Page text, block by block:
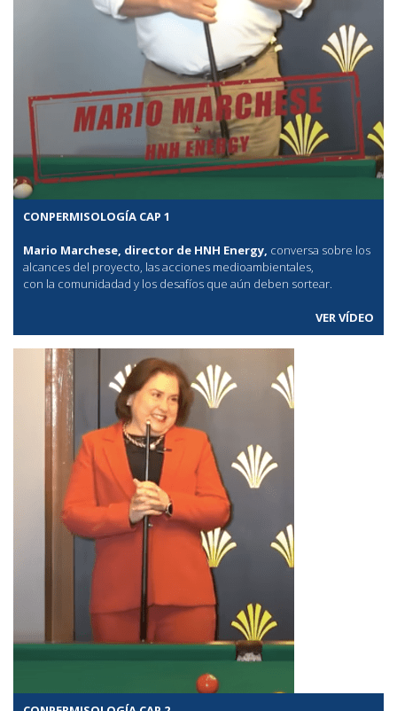
CONPERMISOLOGÍA CAP 1
Mario Marchese, director de HNH Energy, conversa sobre los
alcances del proyecto, las acciones medioambientales,
con la comunidadad y los desafíos que aún deben sortear.
VER VÍDEO